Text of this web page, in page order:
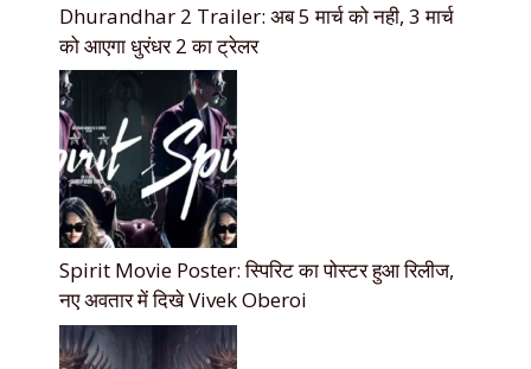
Dhurandhar 2 Trailer: अब 5 मार्च को नही, 3 मार्च
को आएगा धुरंधर 2 का ट्रेलर
Spirit Movie Poster: स्पिरिट का पोस्टर हुआ रिलीज,
नए अवतार में दिखे Vivek Oberoi